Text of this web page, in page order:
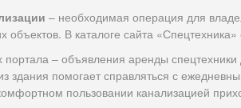
– необходимая операция для
объектов. В каталоге сайта
портала – объявления аренды
здания помогает справляться с
пользовании канализацией